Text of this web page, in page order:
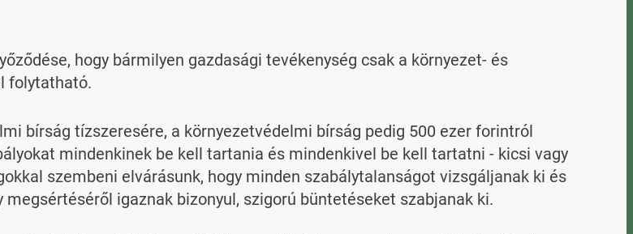
hogy bármilyen gazdasági tevékenység csak a környezet- és
folytatható.
bírság tízszeresére, a környezetvédelmi bírság pedig 500 ezer forintról
mindenkinek be kell tartania és mindenkivel be kell tartatni - kicsi vagy
szembeni elvárásunk, hogy minden szabálytalanságot vizsgáljanak ki és
igaznak bizonyul, szigorú büntetéseket szabjanak ki.